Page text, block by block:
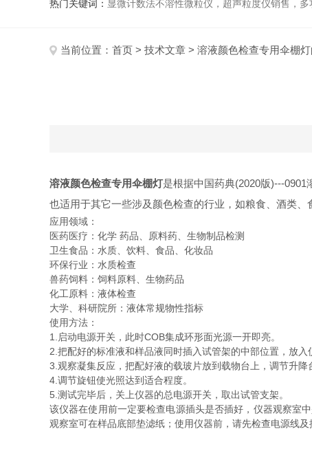
热门关键词： 显微计数法不溶性微粒仪，超声粒度仪销售，多功能超声粒度分析仪，粒
当前位置： 首页 > 技术文章 > 溶液颜色检查专用伞棚
溶液颜色检查专用伞棚灯是根据中国药典(2020版)---
也适用于其它一些涉及颜色检查的行业，如粮食、酒类、
应用领域：
医药医疗：化学 药品、原料药、生物制品检测
卫生食品：水质、饮料、食品、化妆品
环保行业：水质检查
兽药饲料：饲料原料、生物药品
化工原料：液体检查
大学、科研院所：液体常规物性指标
使用方法：
1.启动电源开关，此时COB集成环形面光源一开即亮。
2.把配好的标准液和样品液同时插入试管架的中部位置，放入
3.观察凝集反应，把配好液的载玻片放到载物台上，调节升降
4.调节旋钮使光照达到适合程度。
5.测试完毕后，关上仪器的总电源开关，取出试管支架。
该仪器在使用前一定要检查电源插头是否插好，仪器观察室
观察室可在样品底部垫滤纸；使用仪器前，请先检查电源线及